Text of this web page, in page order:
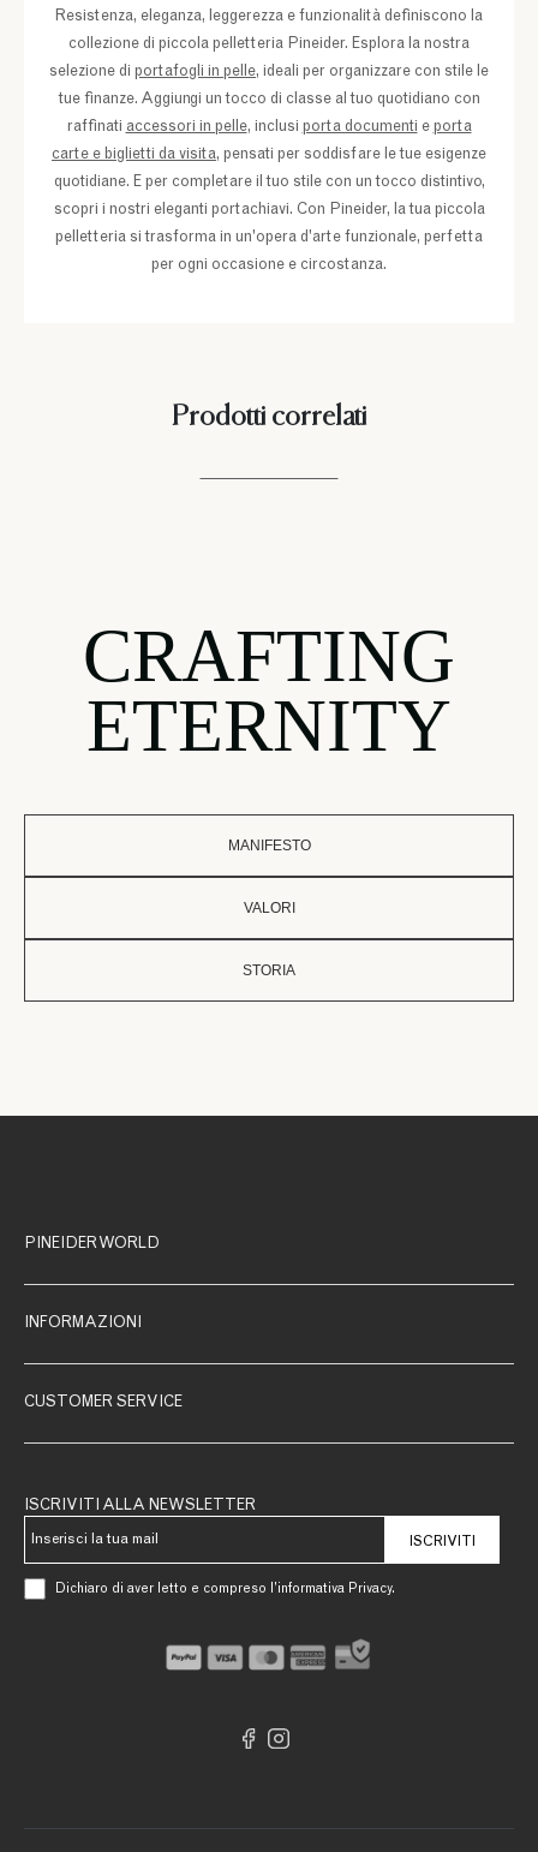
Resistenza, eleganza, leggerezza e funzionalità definiscono la
collezione di piccola pelletteria Pineider. Esplora la nostra
selezione di portafogli in pelle, ideali per organizzare con stile le
tue finanze. Aggiungi un tocco di classe al tuo quotidiano con
raffinati accessori in pelle, inclusi porta documenti e porta
carte e biglietti da visita, pensati per soddisfare le tue esigenze
quotidiane. E per completare il tuo stile con un tocco distintivo,
scopri i nostri eleganti portachiavi. Con Pineider, la tua piccola
pelletteria si trasforma in un'opera d'arte funzionale, perfetta
per ogni occasione e circostanza.
Prodotti correlati
CRAFTING
ETERNITY
MANIFESTO
VALORI
STORIA
PINEIDER WORLD
INFORMAZIONI
CUSTOMER SERVICE
ISCRIVITI ALLA NEWSLETTER
ISCRIVITI
Dichiaro di aver letto e compreso l’informativa Privacy.